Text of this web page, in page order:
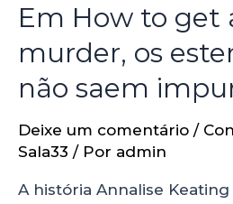
Em How to get
murder, os
não saem
Deixe um comentário /
Sala33 / Por admin
A história Annalise